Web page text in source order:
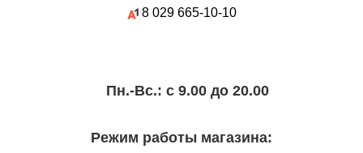
8 029 665-10-10
Пн.-Вc.: с 9.00 до 20.00
Режим работы магазина: